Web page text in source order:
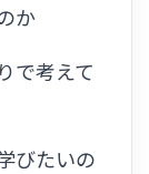
か
で考えて
びたいの